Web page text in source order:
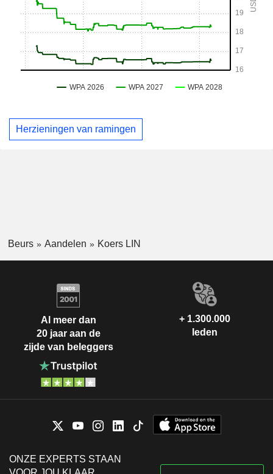
Herzieningen van ramingen
Beurs Aandelen Koers LIN
Al meer dan
20 jaar aan de
zijde van beleggers
+ 1.300.000
leden
ONZE EXPERTS STAAN